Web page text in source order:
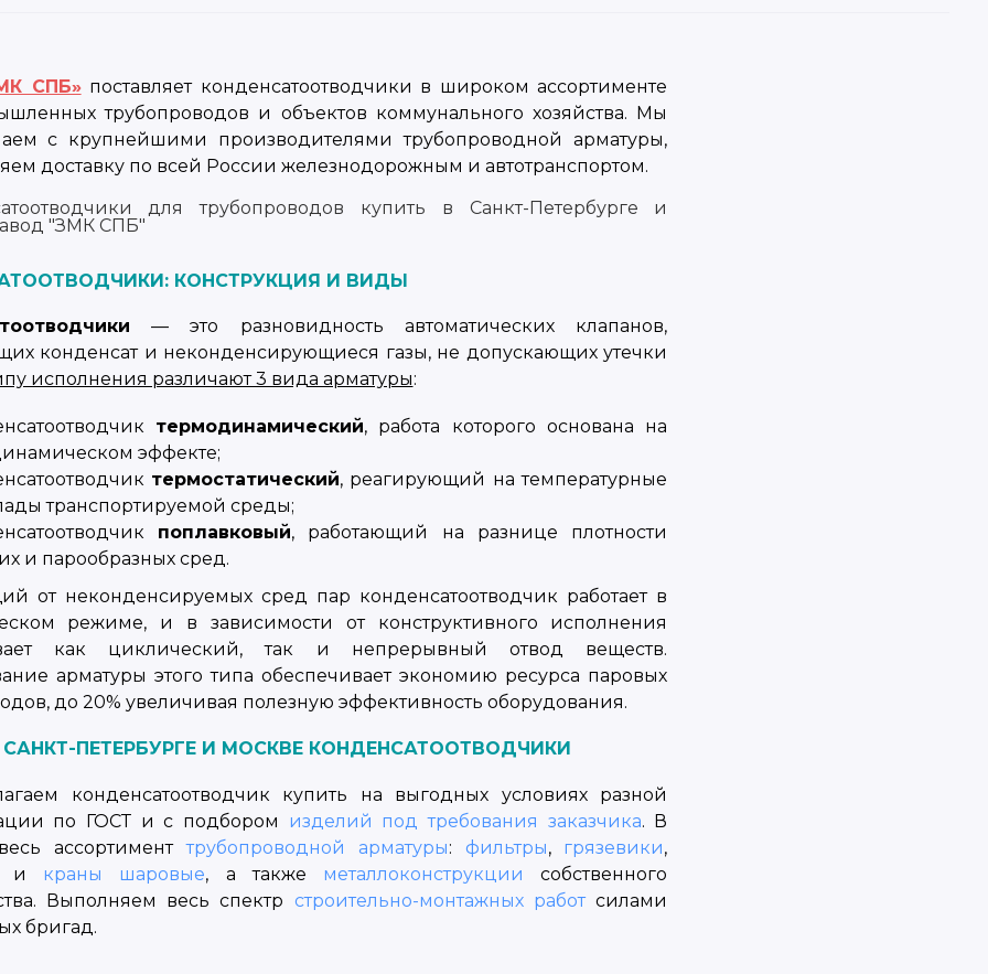
СПБ»поставляет конденсатоотводчики в широком ассортименте
трубопроводов и объектов коммунального хозяйства. Мы
с крупнейшими производителями трубопроводной арматуры,
доставку по всей России железнодорожным и автотранспортом.
КОНСТРУКЦИЯ И ВИДЫ
— это разновидность автоматических клапанов,
конденсат и неконденсирующиеся газы, не допускающих утечки
исполнения различают 3 вида арматуры:
термодинамический, работа которого основана на
эффекте;
термостатический, реагирующий на температурные
транспортируемой среды;
поплавковый, работающий на разнице плотности
и парообразных сред.
от неконденсируемых сред пар конденсатоотводчик работает в
режиме, и в зависимости от конструктивного исполнения
как циклический, так и непрерывный отвод веществ.
арматуры этого типа обеспечивает экономию ресурса паровых
до 20% увеличивая полезную эффективность оборудования.
САНКТ-ПЕТЕРБУРГЕ И МОСКВЕ КОНДЕНСАТООТВОДЧИКИ
конденсатоотводчик купить на выгодных условиях разной
по ГОСТ и с подбором изделий под требования заказчика. В
ассортименттрубопроводной арматуры: фильтры, грязевики,
краны шаровые, а также металлоконструкции
собственного
Выполняем весь спектр строительно-монтажных работсилами
бригад.